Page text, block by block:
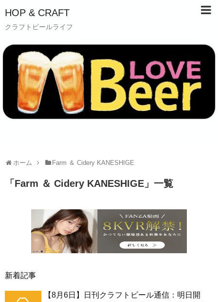
HOP & CRAFT
クラフトビールライフ
ホーム Farm ＆ Cidery KANESHIGE
「 Farm ＆ Cidery KANESHIGE 」 一覧
新着記事
【8月6日】日刊クラフトビール通信：明日開